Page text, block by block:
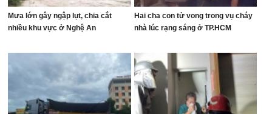
Mưa lớn gây ngập lụt, chia cắt
nhiều khu vực ở Nghệ An
Hai cha con tử vong trong vụ cháy
nhà lúc rạng sáng ở TP.HCM